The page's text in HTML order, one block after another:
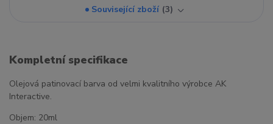
Související zboží 3
Kompletní specifikace
Olejová patinovací barva od velmi kvalitního výrobce AK
Interactive.
Objem: 20ml